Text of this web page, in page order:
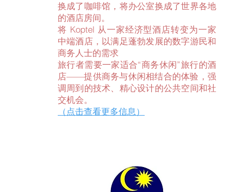
换成了咖啡馆，将办公室换成了世界各地
的酒店房间。
将 Koptel 从一家经济型酒店转变为一家
中端酒店，以满足蓬勃发展的数字游民和
商务人士的需求
旅行者需要一家适合“商务休闲”旅行的酒
店——提供商务与休闲相结合的体验，强
调周到的技术、精心设计的公共空间和社
交机会。
（点击查看更多信息）